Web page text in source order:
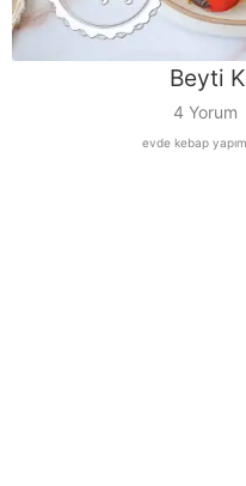
Beyti
4 Yorum
evde kebap